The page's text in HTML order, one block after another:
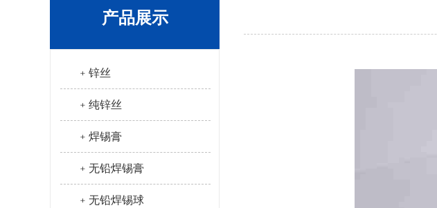
产品展示
﹢锌丝
﹢纯锌丝
﹢焊锡膏
﹢无铅焊锡膏
﹢无铅焊锡球